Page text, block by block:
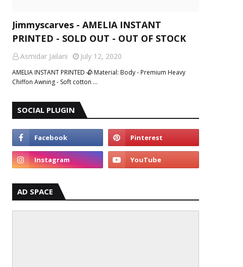
Jimmyscarves - AMELIA INSTANT
PRINTED - SOLD OUT - OUT OF STOCK
Asmidar Jailani July 12, 2020
AMELIA INSTANT PRINTED 🥀 Material: Body - Premium Heavy
Chiffon Awning - Soft cotton …
SOCIAL PLUGIN
AD SPACE